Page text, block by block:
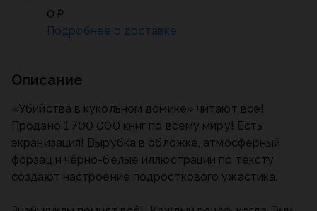
Описание
«Убийства в кукольном домике» читают все!
Продано 1 700 000 книг по всему миру! Есть
экранизация! Вырубка в обложке, атмосферный
форзац и чёрно-белые иллюстрации по тексту
создают настроение подросткового ужастика.
0 ₽
Подробнее о доставке